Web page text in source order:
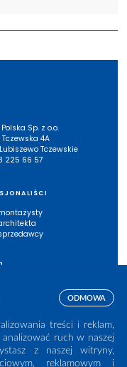
treści i reklam,
ruch w naszej
z naszej witryny,
reklamowym i
ODMOWA
Sp. z o.o.
Tczewska 4A
Tczewskie
225 66 57
montażu